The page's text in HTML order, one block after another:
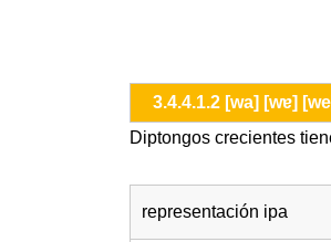
3.4.4.1.2 [wa] [wɐ]
Diptongos crecientes
representación ipa